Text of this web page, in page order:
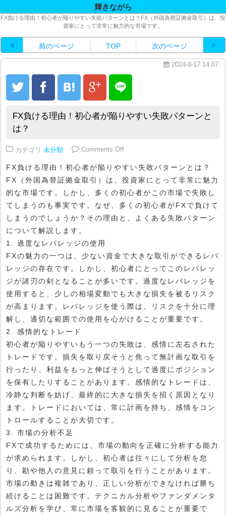
輝きながら
FX負ける理由！初心者が陥りやすい失敗パターンとは？FX（外国為替証拠金取引）は、投
資家にとって非常に魅力的な市場です。
前のページ TOP 次のページ
2024-8-17 14:07
FX負ける理由！初心者が陥りやすい失敗パターンと
は？
カテゴリ 未分類 Comments Offon FX負ける理由！初心者が陥り
FX負ける理由！初心者が陥りやすい失敗パターンとは？
FX（外国為替証拠金取引）は、投資家にとって非常に魅力
的な市場です。しかし、多くの初心者がこの市場で失敗し
てしまうのも事実です。なぜ、多くの初心者がFXで負けて
しまうのでしょうか？その理由と、よくある失敗パターン
について解説します。
1. 過度なレバレッジの使用
FXの魅力の一つは、少ない資金で大きな取引ができるレバ
レッジの存在です。しかし、初心者にとってこのレバレッ
ジが諸刃の剣となることが多いです。過度なレバレッジを
使用すると、少しの相場変動でも大きな損失を被るリスク
が高まります。レバレッジを使う際は、リスクを十分に理
解し、適切な範囲での使用を心がけることが重要です。
2. 感情的なトレード
初心者が陥りやすいもう一つの失敗は、感情に左右された
トレードです。損失を取り戻そうと焦って無計画な取引を
行ったり、利益をもっと伸ばそうとして過度にポジション
を保有したりすることがあります。感情的なトレードは、
冷静な判断を妨げ、最終的に大きな損失を招く原因となり
ます。トレードにおいては、常に計画を持ち、感情をコン
トロールすることが大切です。
3. 市場の分析不足
FXで成功するためには、市場の動向を正確に分析する能力
が求められます。しかし、初心者は往々にして分析を怠
り、勘や他人の意見に頼って取引を行うことがあります。
市場の動きは複雑であり、正しい分析ができなければ勝ち
続けることは困難です。テクニカル分析やファンダメンタ
ルズ分析を学び、常に市場を客観的に見ることが重要で